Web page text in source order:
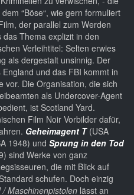
“Böse“, wie gern formuliert
der parallel zum Werden
Thema explizit in den
Verleihtitel: Selten erwies
als dergestalt unsinnig. Der
und das FBI kommt in
vor. Die Organisation, die sich
als Undercover-Agent
ist Scotland Yard.
Film Noir Vorbilder dafür,
Geheimagent T(USA
1948) und Sprung in den Tod
sind Werke von ganz
die mit Blick auf
schufen. Doch einzig
Maschinenpistolen lässt an